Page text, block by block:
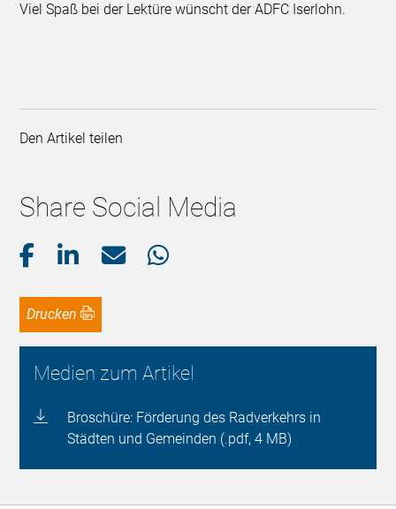
Viel Spaß bei der Lektüre wünscht der ADFC Iserlohn.
Den Artikel teilen
Share Social Media
Drucken
Medien zum Artikel
Broschüre: Förderung des Radverkehrs in
Städten und Gemeinden (.pdf, 4 MB)